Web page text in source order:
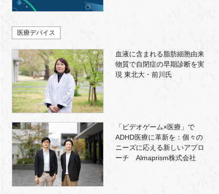
医療デバイス
血液に含まれる脂肪細胞由来
物質で自閉症の早期診断を実
現 東北大・前川氏
「ビデオゲーム×医療」で
ADHD医療に革新を：個々の
ニーズに応える新しいアプロ
ーチ Almaprism株式会社